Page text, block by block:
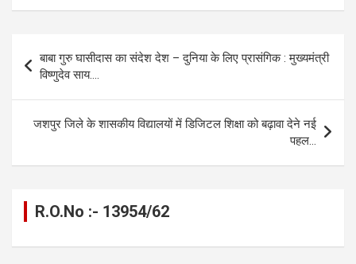
ce
o
o
k
se
n
g
er
at
A
p
p
e
gr
a
m
ail py
Li
n
k
ar
navigation
बाबा गुरु घासीदास का संदेश देश – दुनिया के लिए प्रासंगिक : मुख्यमंत्री
विष्णुदेव साय….
जशपुर जिले के शासकीय विद्यालयों में डिजिटल शिक्षा को बढ़ावा देने नई
पहल…
R.O.No :- 13954/62